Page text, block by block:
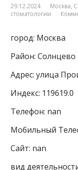
29.12.2024 Москва,
стоматологии
город: Москва
Район: Солнцево
Адрес: улица
Индекс: 119619.0
Телефон: nan
Мобильный
Сайт: nan
вид